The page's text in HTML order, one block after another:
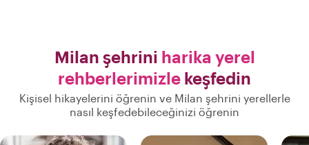
Milan şehrini harika yerel
rehberlerimizle keşfedin
Kişisel hikayelerini öğrenin ve Milan şehrini yerellerle
nasıl keşfedebileceğinizi öğrenin